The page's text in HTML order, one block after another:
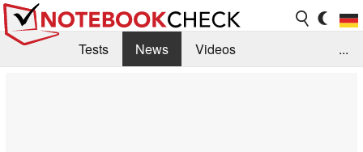
Tests News
Videos
...